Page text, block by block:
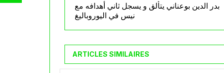
بدر الدين بوعناني يتألق و يسجل ثاني أهدافه مع
نيس في اليوروباليغ
ARTICLES SIMILAIRES